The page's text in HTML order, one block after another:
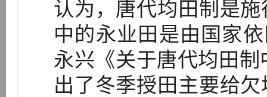
认为，唐代均田制是
中的永业田是由国家
永兴《关于唐代均田
出了冬季授田主要给